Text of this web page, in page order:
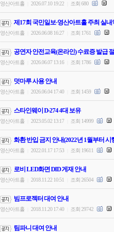
영산아트홀 2026.07.10 19:22 조회 680
제17회 국민일보·영산아트홀 주최 실
영산아트홀 2026.06.08 16:27 조회 1761
공연자 안전교육(온라인) 수료증 발급
영산아트홀 2026.06.07 13:16 조회 1786
덧마루 사용 안내
영산아트홀 2026.06.04 17:40 조회 1459
스타인웨이 D-274 4대 보유
영산아트홀 2023.05.02 13:17 조회 14999
화환 반입 금지 안내(2022년 1월부터 시
영산아트홀 2022.01.17 17:53 조회 19611
로비 LED화면 DID 게재 안내
영산아트홀 2018.11.22 10:51 조회 26504
빔프로젝터 대여 안내
영산아트홀 2018.11.20 17:40 조회 29742
팀파니 대여 안내